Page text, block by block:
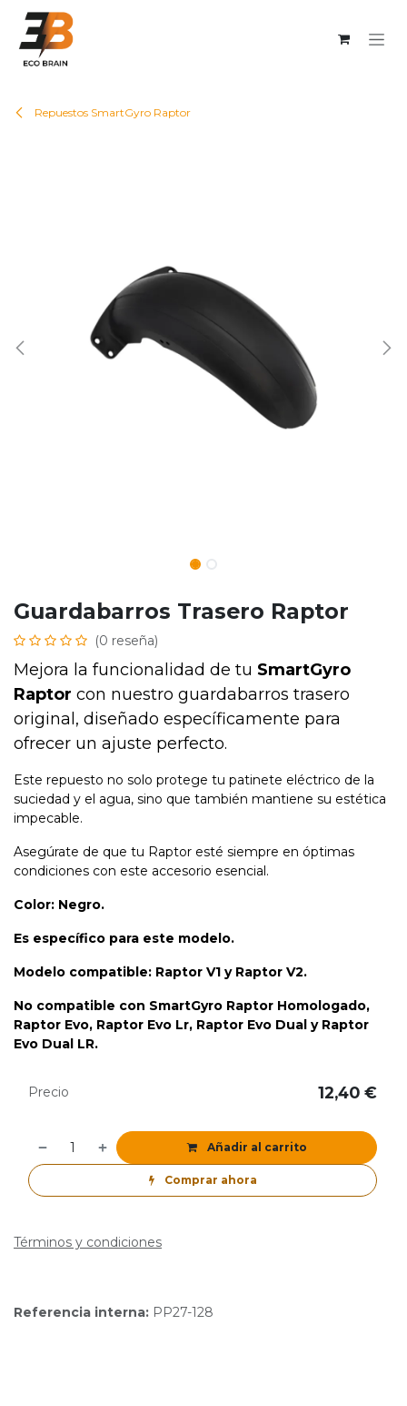
Repuestos SmartGyro Raptor
Guardabarros Trasero Raptor
(0 reseña)
Mejora la funcionalidad de tu SmartGyro
Raptor con nuestro guardabarros trasero
original, diseñado específicamente para
ofrecer un ajuste perfecto.
Este repuesto no solo protege tu patinete eléctrico de la
suciedad y el agua, sino que también mantiene su estética
impecable.
Asegúrate de que tu Raptor esté siempre en óptimas
condiciones con este accesorio esencial.
Color: Negro.
Es específico para este modelo.
Modelo compatible: Raptor V1 y Raptor V2.
No compatible con SmartGyro Raptor Homologado,
Raptor Evo, Raptor Evo Lr, Raptor Evo Dual y Raptor
Evo Dual LR.
Añadir al carrito
Comprar ahora
Precio 12,40 €
Términos y condiciones
Referencia interna: PP27-128